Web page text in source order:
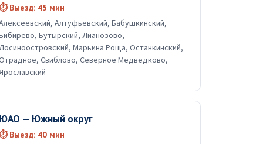
Выезд: 45 мин
Алтуфьевский, Бабушкинский,
Бутырский, Лианозово,
Марьина Роща, Останкинский,
Свиблово, Северное Медведково,
— Южный округ
Выезд: 40 мин